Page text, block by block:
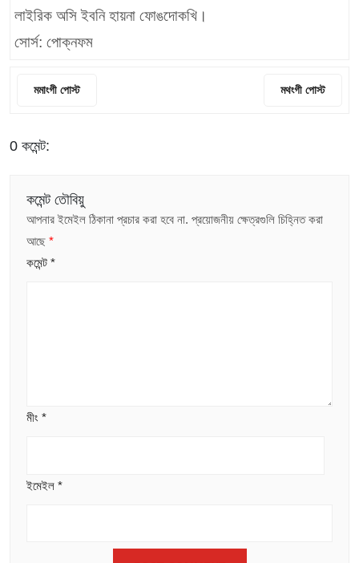
লাইরিক অসি ইবনি হায়না ফোঙদোকখি।
সোর্স: পোক্নফম
মমাংগী পোস্ট মথংগী পোস্ট
0 কমেন্ট:
কমেন্ট তৌবিয়ু
আপনার ইমেইল ঠিকানা প্রচার করা হবে না. প্রয়োজনীয় ক্ষেত্রগুলি চিহ্নিত করা
আছে *
কমেন্ট *
মীং *
ইমেইল *